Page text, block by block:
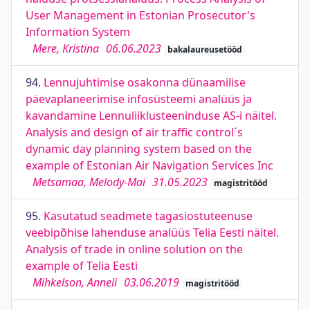
User Management in Estonian Prosecutor's
Information System
Mere, Kristina 06.06.2023 bakalaureusetööd
94. Lennujuhtimise osakonna dünaamilise
päevaplaneerimise infosüsteemi analüüs ja
kavandamine Lennuliiklusteeninduse AS-i näitel.
Analysis and design of air traffic control´s
dynamic day planning system based on the
example of Estonian Air Navigation Services Inc
Metsamaa, Melody-Mai 31.05.2023 magistritööd
95. Kasutatud seadmete tagasiostuteenuse
veebipõhise lahenduse analüüs Telia Eesti näitel.
Analysis of trade in online solution on the
example of Telia Eesti
Mihkelson, Anneli 03.06.2019 magistritööd